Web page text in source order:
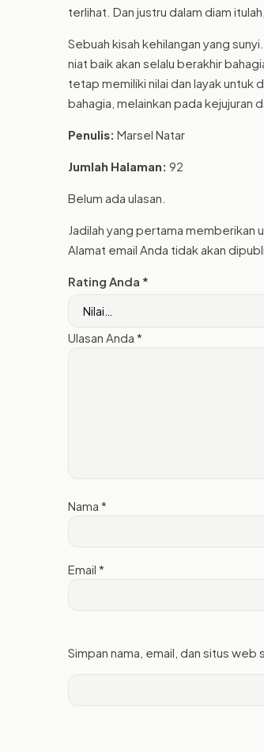
terlihat. Dan justru dalam diam
Sebuah kisah kehilangan yang
niat baik akan selalu berakhir
tetap memiliki nilai dan layak untuk
bahagia, melainkan pada kejujuran
Penulis: Marsel Natar
Jumlah Halaman: 92
Belum ada ulasan.
Jadilah yang pertama memberikan
Alamat email Anda tidak akan
Rating Anda *
Ulasan Anda *
Nama *
Email *
Simpan nama, email, dan situs web